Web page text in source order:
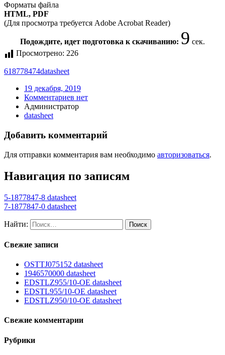
Форматы файла
HTML, PDF
(Для просмотра требуется Adobe Acrobat Reader)
Подождите, идет подготовка к скачиванию: 9 сек.
Просмотрено: 226
618778474datasheet
19 декабря, 2019
Комментариев нет
Администратор
datasheet
Добавить комментарий
Для отправки комментария вам необходимо авторизоваться.
Навигация по записям
5-1877847-8 datasheet
7-1877847-0 datasheet
Найти:
Свежие записи
OSTTJ075152 datasheet
1946570000 datasheet
EDSTLZ955/10-OE datasheet
EDSTL955/10-OE datasheet
EDSTLZ950/10-OE datasheet
Свежие комментарии
Рубрики